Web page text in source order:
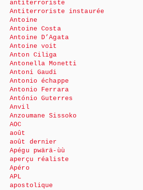
antiterroriste
Antiterroriste instaurée
Antoine
Antoine Costa
Antoine D’Agata
Antoine voit
Anton Ciliga
Antonella Monetti
Antoni Gaudi
Antonio échappe
Antonio Ferrara
António Guterres
Anvil
Anzoumane Sissoko
AOC
août
août dernier
Apégu pwärä-ùù
aperçu réaliste
Apéro
APL
apostolique